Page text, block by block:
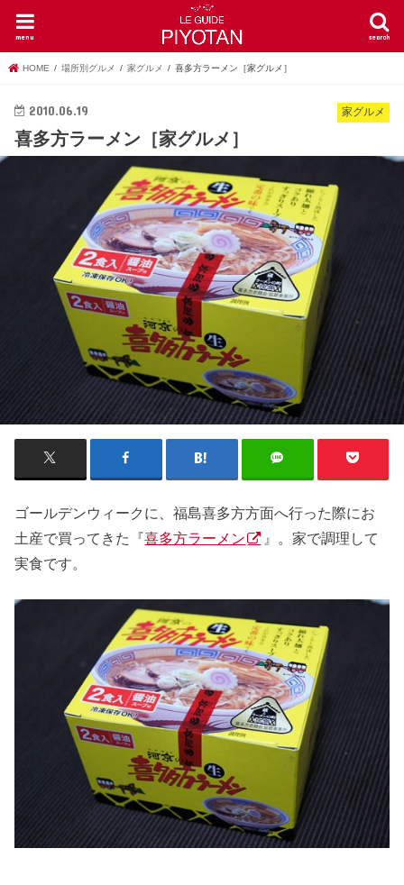
search
menu
HOME 場所別グルメ 家グルメ 喜多方ラーメン［家グルメ］
家グルメ
2010.06.19
喜多方ラーメン［家グルメ］
ゴールデンウィークに、福島喜多方方面へ行った際にお
土産で買ってきた『喜多方ラーメン
』。家で調理して
実食です。